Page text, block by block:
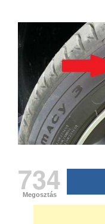
734
Megosztás